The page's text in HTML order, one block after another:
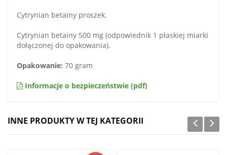
Cytrynian betainy proszek.
Cytrynian betainy 500 mg (odpowiednik 1 płaskiej miarki
dołączonej do opakowania).
Opakowanie: 70 gram
Informacje o bezpieczeństwie (pdf)
INNE PRODUKTY W TEJ KATEGORII